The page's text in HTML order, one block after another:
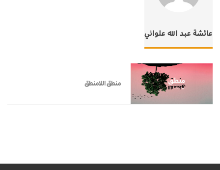
عائشة عبد الله علواني
منطق اللامنطق